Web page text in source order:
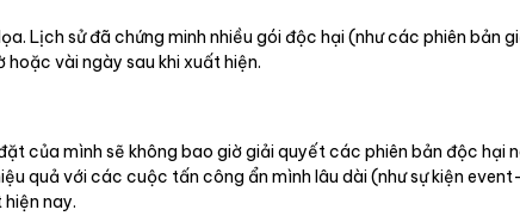
Lịch sử đã chứng minh nhiều gói độc hại (như các phiên bản
vài ngày sau khi xuất hiện.
của mình sẽ không bao giờ giải quyết các phiên bản độc hại
quả với các cuộc tấn công ẩn mình lâu dài (như sự kiện
nay.